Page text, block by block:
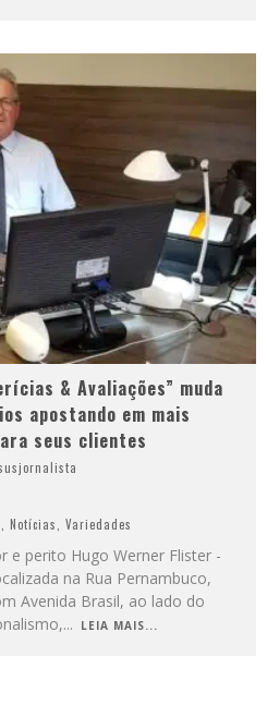
& Avaliações” muda
apostando em mais
seus clientes
, Notícias, Variedades
e perito Hugo Werner Flister -
na Rua Pernambuco,
Avenida Brasil, ao lado do
... LEIA MAIS...